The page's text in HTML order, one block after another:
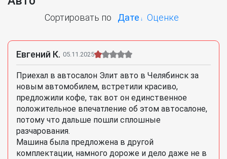
Сортировать по Дате Оценке
Евгений К. 05.11.2025
Приехал в автосалон Элит авто в Челябинск за
новым автомобилем, встретили красиво,
предложили кофе, так вот он единственное
положительное впечатление об этом автосалоне,
потому что дальше пошли сплошные
разчарования.
Машина была предложена в другой
комплектации, намного дороже и дело даже не в